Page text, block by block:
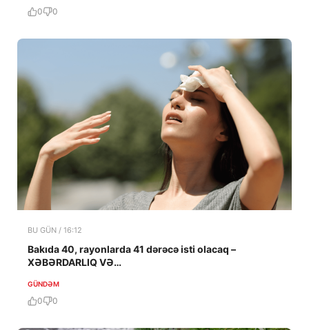
0 0
BU GÜN / 16:12
Bakıda 40, rayonlarda 41 dərəcə isti olacaq –
XƏBƏRDARLIQ VƏ…
GÜNDƏM
0 0